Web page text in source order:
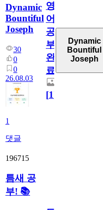
Dynamic
Bountiful
Joseph
30
0
0
26.08.03
1
댓글
영
어
공
부
완
료
[1]
Dynamic
Bountiful
Joseph
196715
틈새 공
부! 📚